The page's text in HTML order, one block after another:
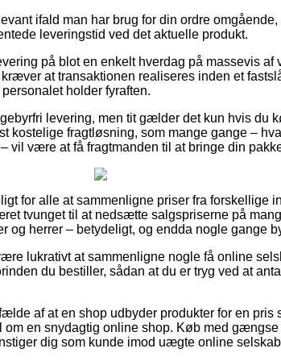
ifald man har brug for din ordre
leveringstid ved det aktuelle produkt.
på blot en enkelt hverdag på massevis af
at transaktionen realiseres inden et
holder fyraften.
levering, men tit gælder det kun hvis du
kostelige fragtløsning, som mange gange –
vil være at få fragtmanden til at bringe din
for alle at sammenligne priser fra forskellige
tvunget til at nedsætte salgspriserne på
og herrer – betydeligt, og endda nogle gange
lukrativt at sammenligne nogle få online
du bestiller, sådan at du er tryg ved at
af at en shop udbyder produkter for en
en snydagtig online shop. Køb med
dig som kunde imod uægte online